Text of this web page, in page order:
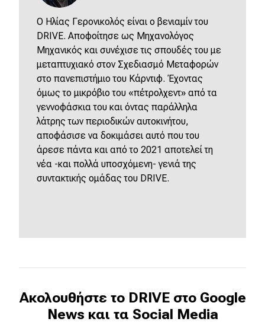
O Ηλίας Γερονικολός είναι ο βενιαμίν του
DRIVE. Αποφοίτησε ως Μηχανολόγος
Μηχανικός και συνέχισε τις σπουδές του με
μεταπτυχιακό στον Σχεδιασμό Μεταφορών
στο πανεπιστήμιο του Κάρντιφ. Έχοντας
όμως το μικρόβιο του «πέτρολχεντ» από τα
γεννοφάσκια του και όντας παράλληλα
λάτρης των περιοδικών αυτοκινήτου,
αποφάσισε να δοκιμάσει αυτό που του
άρεσε πάντα και από το 2021 αποτελεί τη
νέα -και πολλά υποσχόμενη- γενιά της
συντακτικής ομάδας του DRIVE.
Ακολουθήστε το DRIVE στο Google
News και τα Social Media